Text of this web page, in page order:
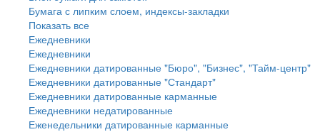
Бумага с липким слоем, индексы-закладки
Показать все
Ежедневники
Ежедневники
Ежедневники датированные "Бюро", "Бизнес", "Тайм-центр"
Ежедневники датированные "Стандарт"
Ежедневники датированные карманные
Ежедневники недатированные
Еженедельники датированные карманные